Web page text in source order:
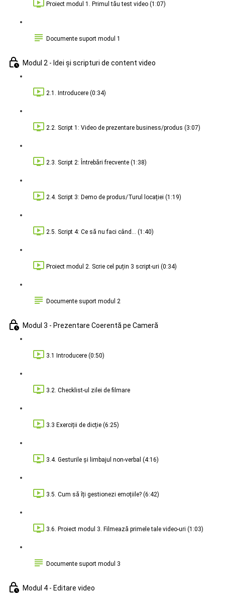
Proiect modul 1. Primul tău test video (1:07)
Documente suport modul 1
Modul 2 - Idei și scripturi de content video
2.1. Introducere (0:34)
2.2. Script 1: Video de prezentare business/produs (3:07)
2.3. Script 2: Întrebări frecvente (1:38)
2.4. Script 3: Demo de produs/Turul locației (1:19)
2.5. Script 4: Ce să nu faci când... (1:40)
Proiect modul 2. Scrie cel puțin 3 script-uri (0:34)
Documente suport modul 2
Modul 3 - Prezentare Coerentă pe Cameră
3.1 Introducere (0:50)
3.2. Checklist-ul zilei de filmare
3.3 Exerciții de dicție (6:25)
3.4. Gesturile și limbajul non-verbal (4:16)
3.5. Cum să îți gestionezi emoțiile? (6:42)
3.6. Proiect modul 3. Filmează primele tale video-uri (1:03)
Documente suport modul 3
Modul 4 - Editare video